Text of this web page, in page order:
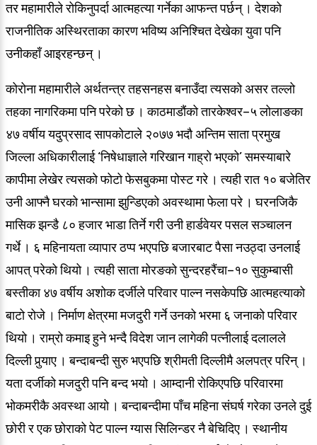
तर महामारीले रोकिनुपर्दा आत्महत्या गर्नेका आफन्त पर्छन् । देशको
राजनीतिक अस्थिरताका कारण भविष्य अनिश्चित देखेका युवा पनि
उनीकहाँ आइरहन्छन् ।
कोरोना महामारीले अर्थतन्त्र तहसनहस बनाउँदा त्यसको असर तल्लो
तहका नागरिकमा पनि परेको छ । काठमाडौंको तारकेश्वर–५ लोलाङका
४७ वर्षीय यदुप्रसाद सापकोटाले २०७७ भदौ अन्तिम साता प्रमुख
जिल्ला अधिकारीलाई ‘निषेधाज्ञाले गरिखान गाह्रो भएको’ समस्याबारे
कापीमा लेखेर त्यसको फोटो फेसबुकमा पोस्ट गरे । त्यही रात १० बजेतिर
उनी आफ्नै घरको भान्सामा झुन्डिएको अवस्थामा फेला परे । घरनजिकै
मासिक झन्डै ८० हजार भाडा तिर्ने गरी उनी हार्डवेयर पसल सञ्चालन
गर्थे । ६ महिनायता व्यापार ठप्प भएपछि बजारबाट पैसा नउठ्दा उनलाई
आपत् परेको थियो । त्यही साता मोरङको सुन्दरहरैंचा–१० सुकुम्बासी
बस्तीका ४७ वर्षीय अशोक दर्जीले परिवार पाल्न नसकेपछि आत्महत्याको
बाटो रोजे । निर्माण क्षेत्रमा मजदुरी गर्ने उनको भरमा ६ जनाको परिवार
थियो । राम्रो कमाइ हुने भन्दै विदेश जान लागेकी पत्नीलाई दलालले
दिल्ली पुर्‍याए । बन्दाबन्दी सुरु भएपछि श्रीमती दिल्लीमै अलपत्र परिन् ।
यता दर्जीको मजदुरी पनि बन्द भयो । आम्दानी रोकिएपछि परिवारमा
भोकमरीकै अवस्था आयो । बन्दाबन्दीमा पाँच महिना संघर्ष गरेका उनले दुई
छोरी र एक छोराको पेट पाल्न ग्यास सिलिन्डर नै बेचिदिए । स्थानीय